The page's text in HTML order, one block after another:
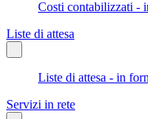
Costi contabilizzati -
Liste di attesa
Liste di attesa - in
Servizi in rete